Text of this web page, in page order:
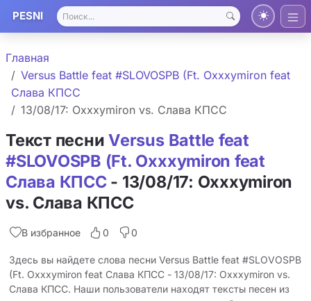
PESNI
Главная
Versus Battle feat #SLOVOSPB (Ft. Oxxxymiron feat
Слава КПСС
13/08/17: Oxxxymiron vs. Слава КПСС
Текст песниVersus Battle feat
#SLOVOSPB (Ft. Oxxxymiron feat
Слава КПСС- 13/08/17: Oxxxymiron
vs. Слава КПСС
В избранное 0 0
Здесь вы найдете слова песни Versus Battle feat #SLOVOSPB
(Ft. Oxxxymiron feat Слава КПСС - 13/08/17: Oxxxymiron vs.
Слава КПСС. Наши пользователи находят тексты песен из